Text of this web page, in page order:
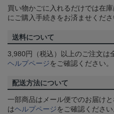
買い物かごに入れるだけでは在
にご購入手続きをお済ませくださ
送料について
3,980円（税込）以上のご注文は
ヘルプページをご確認ください。
配送方法について
一部商品はメール便でのお届け
はヘルプページをご確認ください